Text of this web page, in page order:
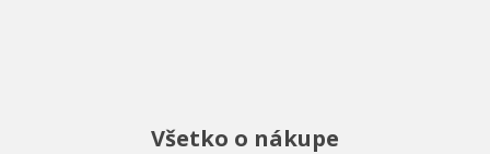
Všetko o nákupe